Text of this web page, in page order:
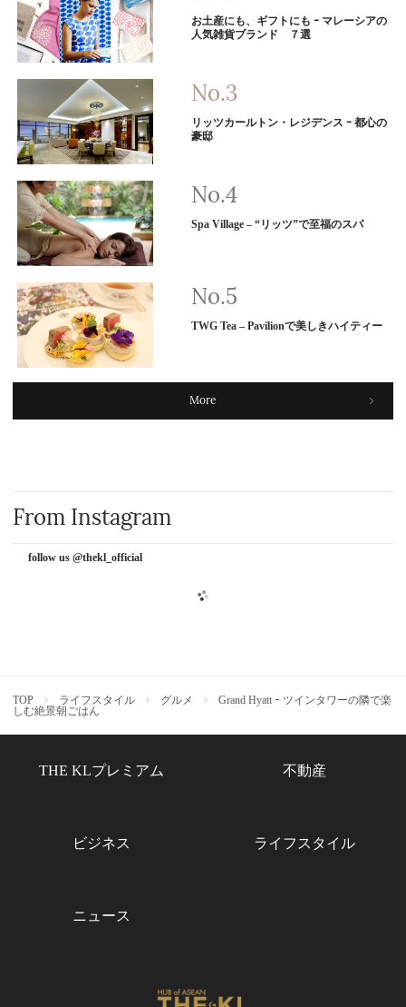
お土産にも、ギフトにも ｰ マレーシアの
人気雑貨ブランド ７選
リッツカールトン・レジデンス ｰ 都心の
豪邸
Spa Village – “リッツ”で至福のスパ
TWG Tea – Pavilionで美しきハイティー
More
From Instagram
follow us @thekl_official
TOP ライフスタイル グルメ
Grand Hyatt ｰ ツインタワーの隣で楽
しむ絶景朝ごはん
THE KLプレミアム 不動産
ビジネス ライフスタイル
ニュース